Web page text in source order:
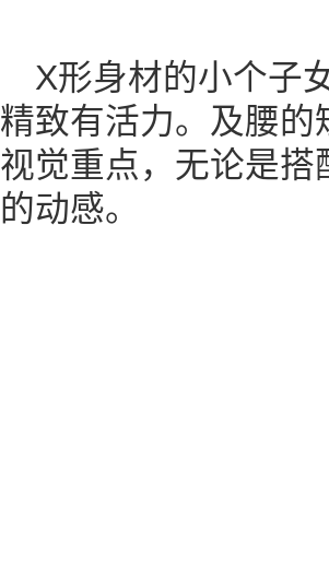
X形身材的小个子
精致有活力。及腰
视觉重点，无论是
的动感。